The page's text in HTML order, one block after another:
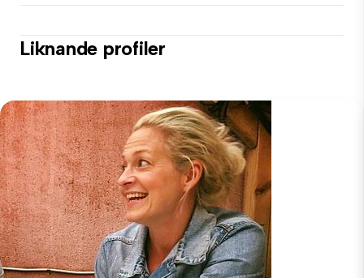
Liknande profiler